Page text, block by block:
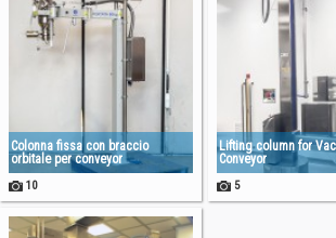
Colonna fissa con braccio
orbitale per conveyor
10
Lifting column for
Conveyor
5